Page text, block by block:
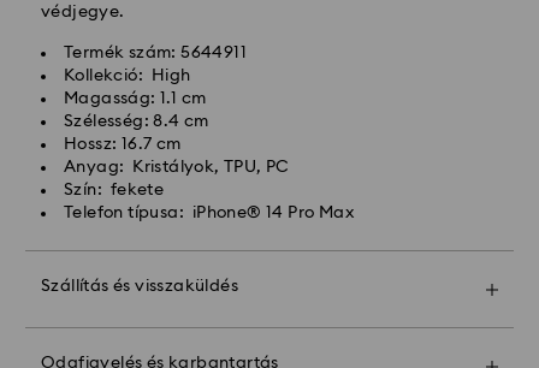
védjegye.
Termék szám: 5644911
Kollekció: High
Magasság: 1.1 cm
Szélesség: 8.4 cm
Hossz: 16.7 cm
Anyag: Kristályok, TPU, PC
Szín: fekete
Telefon típusa: iPhone® 14 Pro Max
Szállítás és visszaküldés
A hétfőtől péntekig, CET 14:30 óráig leadott
megrendeléseket még aznap feldolgozzuk és
kiszállítjuk.
Expressz szállítási idő: 1 munkanap a feldolgozás és a
szállítás után
Expressz szállítási költség: HUF 7'200
A Swarovski nem szállít postafiókokba vagy APO-
A Crystal Myriad, Licensed-in és Creators Lab
termékek, kérjük, vegye figyelembe, hogy a csomag
Odafigyelés és karbantartás